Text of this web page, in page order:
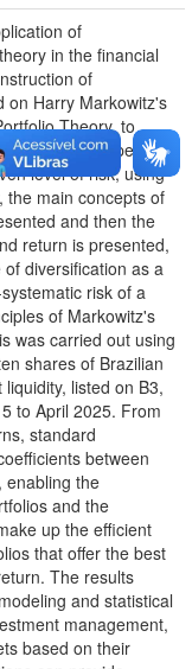
of
in the financial
of
on Harry Markowitz's
Theory, to
the expected
level of risk, using
the main concepts of
and then the
return is presented,
diversification as a
risk of a
of Markowitz's
was carried out using
shares of Brazilian
listed on B3,
to April 2025. From
standard
between
enabling the
and the
up the efficient
that offer the best
The results
and statistical
management,
based on their